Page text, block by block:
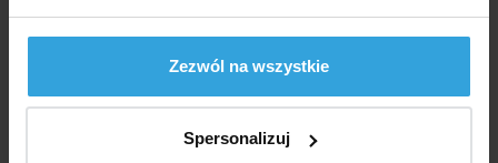
Zezwól na wszystkie
Spersonalizuj
W Magazynie 2 szt